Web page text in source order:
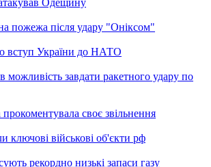
Одещину
пожежа після удару "Оніксом"
вступ України до НАТО
можливість завдати ракетного удару по
своє звільнення
ключові військові об'єкти рф
рекордно низькі запаси газу